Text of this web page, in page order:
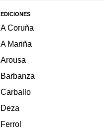
EDICIONES
A Coruña
A Mariña
Arousa
Barbanza
Carballo
Deza
Ferrol